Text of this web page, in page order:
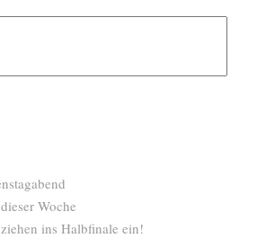
Woche
ins Halbfinale ein!